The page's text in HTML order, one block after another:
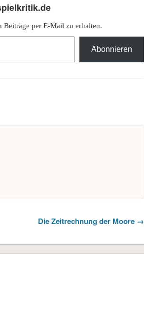
Beiträge per E-Mail zu erhalten.
Abonnieren
Die Zeitrechnung der Moore →